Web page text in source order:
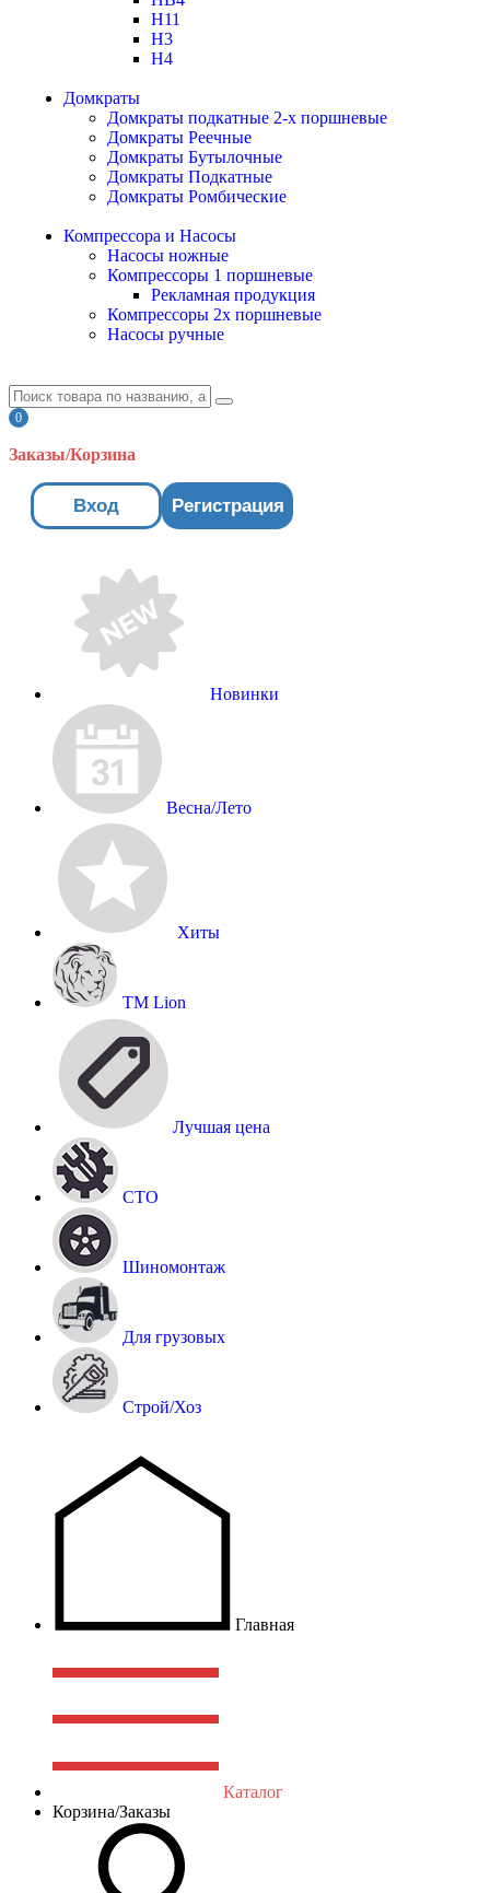
H11
H3
H4
Домкраты
Домкраты подкатные 2-х поршневые
Домкраты Реечные
Домкраты Бутылочные
Домкраты Подкатные
Домкраты Ромбические
Компрессора и Насосы
Насосы ножные
Компрессоры 1 поршневые
Рекламная продукция
Компрессоры 2х поршневые
Насосы ручные
0
Заказы/Корзина
Вход Регистрация
Новинки
Весна/Лето
Хиты
TM Lion
Лучшая цена
СТО
Шиномонтаж
Для грузовых
Строй/Хоз
Главная
Каталог
Корзина/Заказы